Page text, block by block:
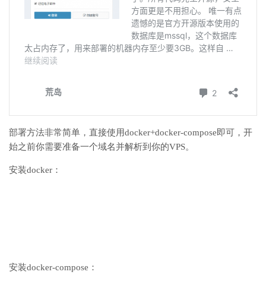
部署方法非常简单，直接使用docker+docker-compose即可，开
始之前你需要准备一个域名并解析到你的VPS。
安装docker：
安装docker-compose：